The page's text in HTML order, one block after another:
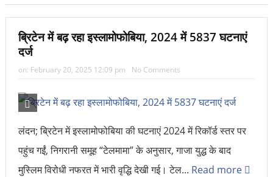
ब्रिटेन में बढ़ रहा इस्लामोफोबिया, 2024 में 5837 घटनाएं
दर्ज
on: February 20, 2025 12:09 pm No Comments
लंदन; ब्रिटेन में इस्लामोफोबिया की घटनाएं 2024 में रिकॉर्ड स्तर पर
पहुंच गईं, निगरानी समूह “टेलमामा” के अनुसार, गाजा युद्ध के बाद
मुस्लिम विरोधी नफरत में भारी वृद्धि देखी गई। टेल... Read more